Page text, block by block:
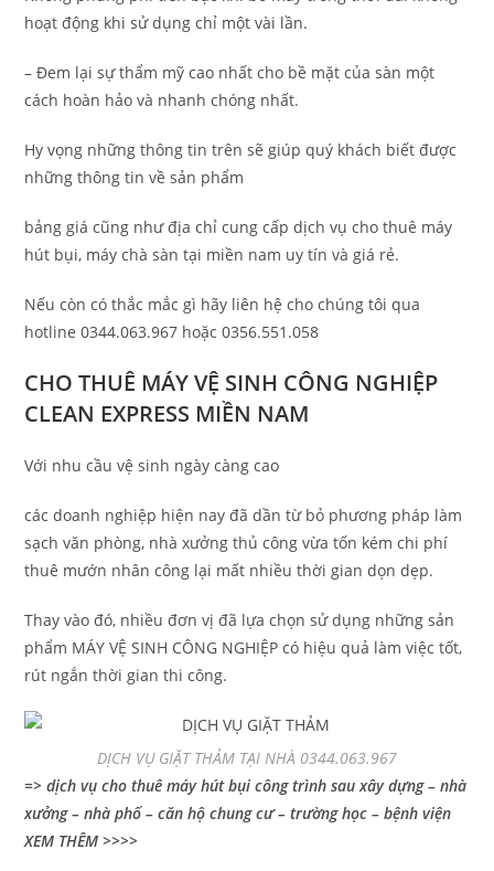
hoạt động khi sử dụng chỉ một vài lần.
– Đem lại sự thẩm mỹ cao nhất cho bề mặt của sàn một
cách hoàn hảo và nhanh chóng nhất.
Hy vọng những thông tin trên sẽ giúp quý khách biết được
những thông tin về sản phẩm
bảng giá cũng như địa chỉ cung cấp dịch vụ cho thuê máy
hút bụi, máy chà sàn tại miền nam uy tín và giá rẻ.
Nếu còn có thắc mắc gì hãy liên hệ cho chúng tôi qua
hotline 0344.063.967 hoặc 0356.551.058
CHO THUÊ MÁY VỆ SINH CÔNG NGHIỆP
CLEAN EXPRESS MIỀN NAM
Với nhu cầu vệ sinh ngày càng cao
các doanh nghiệp hiện nay đã dần từ bỏ phương pháp làm
sạch văn phòng, nhà xưởng thủ công vừa tốn kém chi phí
thuê mướn nhân công lại mất nhiều thời gian dọn dẹp.
Thay vào đó, nhiều đơn vị đã lựa chọn sử dụng những sản
phẩm MÁY VỆ SINH CÔNG NGHIỆP có hiệu quả làm việc tốt,
rút ngắn thời gian thi công.
DỊCH VỤ GIẶT THẢM TẠI NHÀ 0344.063.967
=> dịch vụ cho thuê máy hút bụi công trình sau xây dựng – nhà
xưởng – nhà phố – căn hộ chung cư – trường học – bệnh viện
XEM THÊM >>>>